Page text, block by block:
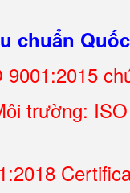
chuẩn
9001:2015
trường: